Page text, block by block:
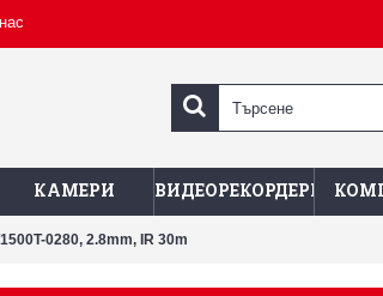
КАМЕРИ ВИДЕОРЕКОРДЕРИ
0280, 2.8mm, IR 30m